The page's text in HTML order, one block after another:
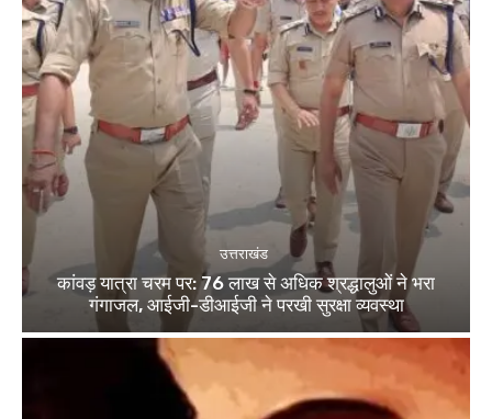
उत्तराखंड
कांवड़ यात्रा चरम पर: 76 लाख से अधिक श्रद्धालुओं ने भरा
गंगाजल, आईजी-डीआईजी ने परखी सुरक्षा व्यवस्था